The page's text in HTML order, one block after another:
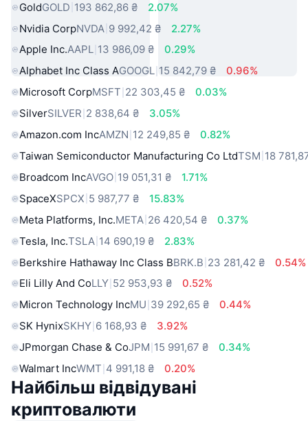
GoldGOLD 193 862,86 ₴
2.07%
Nvidia CorpNVDA 9 992,42 ₴
2.27%
Apple Inc.AAPL 13 986,09 ₴
0.29%
Alphabet Inc Class AGOOGL 15 842,79 ₴
0.96%
Microsoft CorpMSFT 22 303,45 ₴
0.03%
SilverSILVER 2 838,64 ₴
3.05%
Amazon.com IncAMZN 12 249,85 ₴
0.82%
Taiwan Semiconductor Manufacturing Co LtdTSM 18
Broadcom IncAVGO 19 051,31 ₴
1.71%
SpaceXSPCX 5 987,77 ₴
15.83%
Meta Platforms, Inc.META 26 420,54 ₴
0.37%
Tesla, Inc.TSLA 14 690,19 ₴
2.83%
Berkshire Hathaway Inc Class BBRK.B 23 281,42 ₴
0.54%
Eli Lilly And CoLLY 52 953,93 ₴
0.52%
Micron Technology IncMU 39 292,65 ₴
0.44%
SK HynixSKHY 6 168,93 ₴
3.92%
JPmorgan Chase & CoJPM 15 991,67 ₴
0.34%
Walmart IncWMT 4 991,18 ₴ 0.20%
Найбільш відвідувані
криптовалюти